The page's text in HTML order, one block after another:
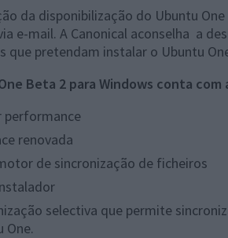
da disponibilização do Ubuntu
e-mail. A Canonical aconselha a
que pretendam instalar o Ubuntu
Beta 2 para Windows conta
performance
renovada
de sincronização de ficheiros
selectiva que permite
One.